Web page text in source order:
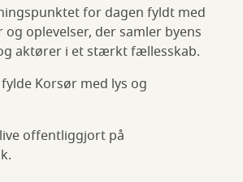
for dagen fyldt med
oplevelser, der samler byens
aktører i et stærkt fællesskab.
Korsør med lys og
offentliggjort på